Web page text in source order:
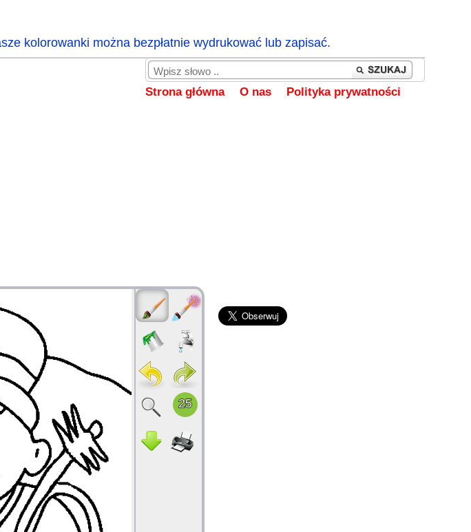
kolorowanki można bezpłatnie wydrukować lub zapisać.
Strona główna O nas Polityka prywatności